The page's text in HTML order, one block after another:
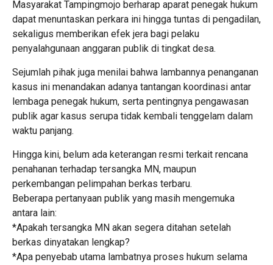
Masyarakat Tampingmojo berharap aparat penegak hukum
dapat menuntaskan perkara ini hingga tuntas di pengadilan,
sekaligus memberikan efek jera bagi pelaku
penyalahgunaan anggaran publik di tingkat desa.
Sejumlah pihak juga menilai bahwa lambannya penanganan
kasus ini menandakan adanya tantangan koordinasi antar
lembaga penegak hukum, serta pentingnya pengawasan
publik agar kasus serupa tidak kembali tenggelam dalam
waktu panjang.
Hingga kini, belum ada keterangan resmi terkait rencana
penahanan terhadap tersangka MN, maupun
perkembangan pelimpahan berkas terbaru.
Beberapa pertanyaan publik yang masih mengemuka
antara lain:
*Apakah tersangka MN akan segera ditahan setelah
berkas dinyatakan lengkap?
*Apa penyebab utama lambatnya proses hukum selama